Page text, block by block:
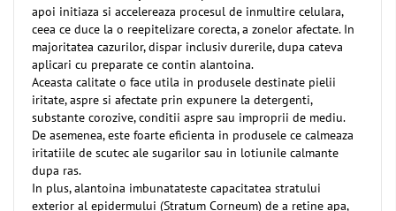
apoi initiaza si accelereaza procesul de inmultire celulara,
ceea ce duce la o reepitelizare corecta, a zonelor afectate. In
majoritatea cazurilor, dispar inclusiv durerile, dupa cateva
aplicari cu preparate ce contin alantoina.
Aceasta calitate o face utila in produsele destinate pielii
iritate, aspre si afectate prin expunere la detergenti,
substante corozive, conditii aspre sau improprii de mediu.
De asemenea, este foarte eficienta in produsele ce calmeaza
iritatiile de scutec ale sugarilor sau in lotiunile calmante
dupa ras.
In plus, alantoina imbunatateste capacitatea stratului
exterior al epidermului (Stratum Corneum) de a retine apa,